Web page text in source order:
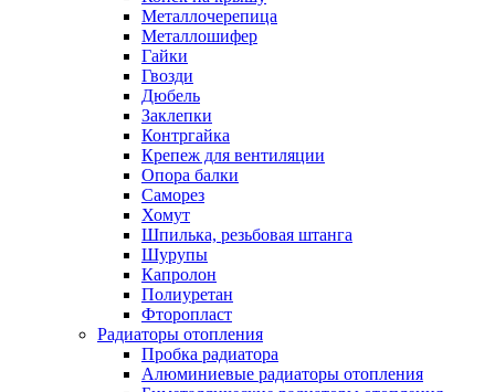
Металлочерепица
Металлошифер
Гайки
Гвозди
Дюбель
Заклепки
Контргайка
Крепеж для вентиляции
Опора балки
Саморез
Хомут
Шпилька, резьбовая штанга
Шурупы
Капролон
Полиуретан
Фторопласт
Радиаторы отопления
Пробка радиатора
Алюминиевые радиаторы отопления